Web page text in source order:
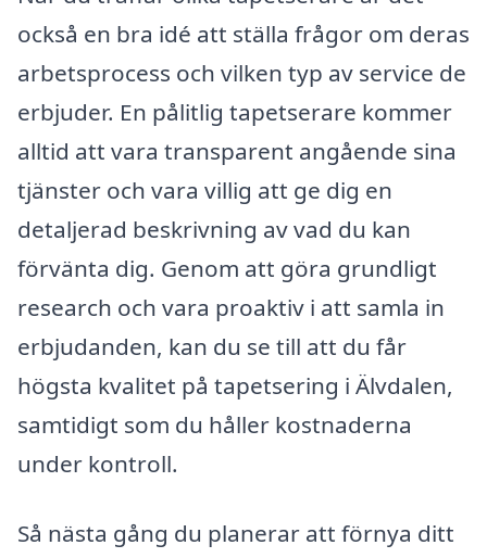
också en bra idé att ställa frågor om deras
arbetsprocess och vilken typ av service de
erbjuder. En pålitlig tapetserare kommer
alltid att vara transparent angående sina
tjänster och vara villig att ge dig en
detaljerad beskrivning av vad du kan
förvänta dig. Genom att göra grundligt
research och vara proaktiv i att samla in
erbjudanden, kan du se till att du får
högsta kvalitet på tapetsering i Älvdalen,
samtidigt som du håller kostnaderna
under kontroll.
Så nästa gång du planerar att förnya ditt